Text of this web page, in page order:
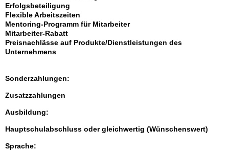
Erfolgsbeteiligung
Flexible Arbeitszeiten
Mentoring-Programm für Mitarbeiter
Mitarbeiter-Rabatt
Preisnachlässe auf Produkte/Dienstleistungen des
Unternehmens
Sonderzahlungen:
Zusatzzahlungen
Ausbildung:
Hauptschulabschluss oder gleichwertig (Wünschenswert)
Sprache: